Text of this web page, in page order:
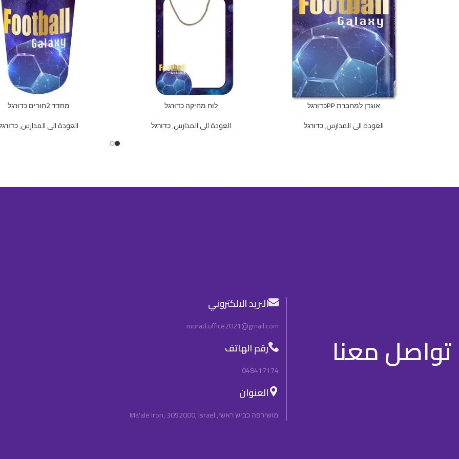
אוגדן למחברת PPכדורגל
العودة الى المدارس,כדורגל
לוח מחיקה כדורגל
العودة الى المدارس,כדורגל
מחדד 2חורים כדורגל
العودة الى المدارس,
تواصل معنا
البريد الالكتروني
morad.office2021@gmail.com
رقم الهاتف
048417174
العنوان
מושירפה כביש ראשי, Ma'ale Iron, 3092000, Israel